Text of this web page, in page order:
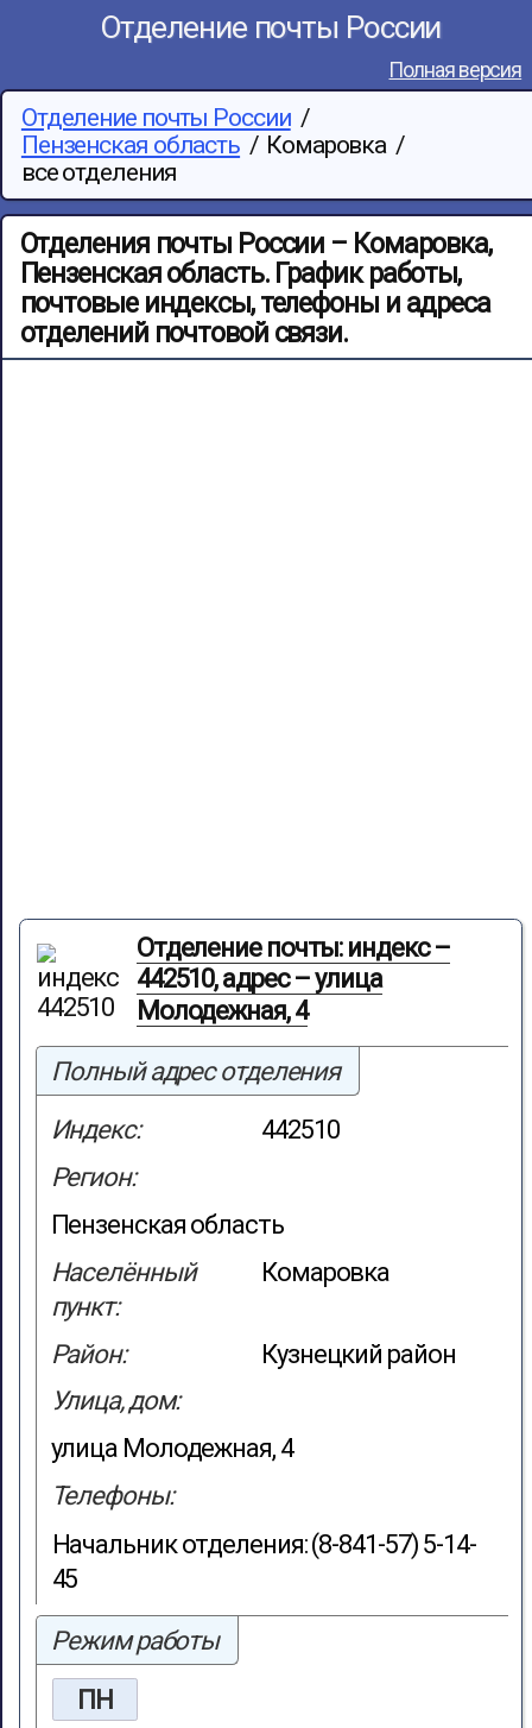
Отделение почты России
Полная версия
Отделение почты России /
Пензенская область / Комаровка /
все отделения
Отделения почты России – Комаровка,
Пензенская область. График работы,
почтовые индексы, телефоны и адреса
отделений почтовой связи.
Отделение почты: индекс –
442510, адрес – улица
Молодежная, 4
Полный адрес отделения
Индекс:
442510
Регион:
Пензенская область
Населённый
пункт:
Комаровка
Район:
Кузнецкий район
Улица, дом:
улица Молодежная, 4
Телефоны:
Начальник отделения: (8-841-57) 5-14-
45
Режим работы
ПН